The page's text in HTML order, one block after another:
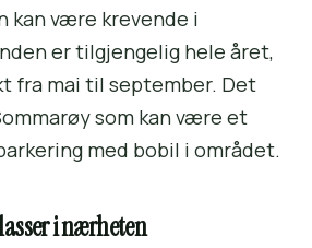
kan være krevende i
er tilgjengelig hele året,
fra mai til september. Det
som kan være et
med bobil i området.
i nærheten